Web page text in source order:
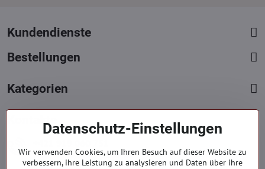
Kundendienste
Bestellungen
Kategorien
Kontakte
Mont. - Freit. : 09:00 - 15:00 hod.
Datenschutz-Einstellungen
Wir verwenden Cookies, um Ihren Besuch auf dieser Website zu
verbessern, ihre Leistung zu analysieren und Daten über ihre